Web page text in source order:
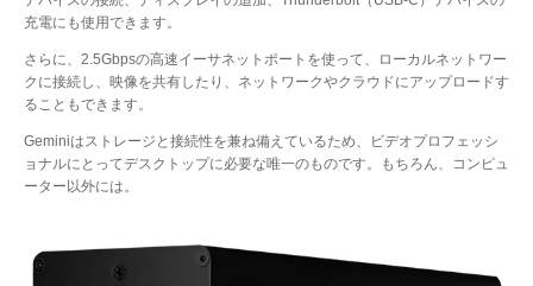
充電にも使用できます。
さらに、2.5Gbpsの高速イーサネットポートを使って、ローカルネットワー
クに接続し、映像を共有したり、ネットワークやクラウドにアップロードす
ることもできます。
Geminiはストレージと接続性を兼ね備えているため、ビデオプロフェッシ
ョナルにとってデスクトップに必要な唯一のものです。もちろん、コンピュ
ーター以外には。